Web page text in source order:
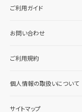
ご利用ガイド
お問い合わせ
ご利用規約
個人情報の取扱いについて
サイトマップ